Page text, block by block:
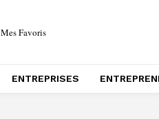
Mes Favoris
ENTREPRISES